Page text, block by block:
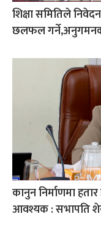
शिक्षा समितिले
छलफल
कानुन निर्माणमा
आवश्यक : सभापति